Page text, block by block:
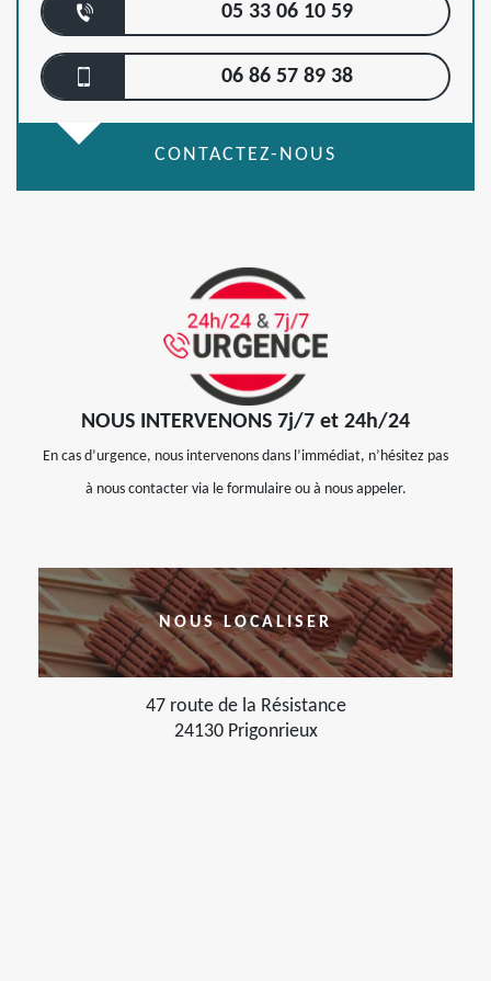
05 33 06 10 59
06 86 57 89 38
CONTACTEZ-NOUS
NOUS INTERVENONS 7j/7 et 24h/24
En cas d’urgence, nous intervenons dans l’immédiat, n’hésitez pas
à nous contacter via le formulaire ou à nous appeler.
NOUS LOCALISER
47 route de la Résistance
24130 Prigonrieux